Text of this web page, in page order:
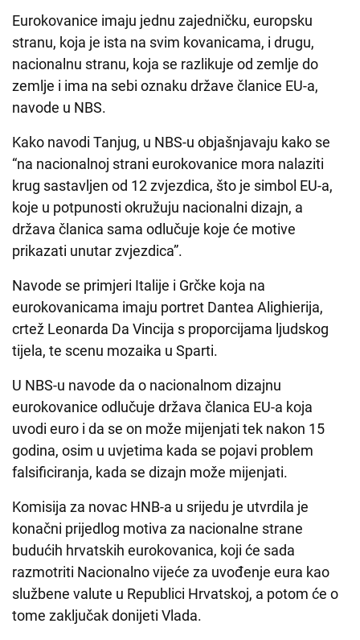
Eurokovanice imaju jednu zajedničku, europsku
stranu, koja je ista na svim kovanicama, i drugu,
nacionalnu stranu, koja se razlikuje od zemlje do
zemlje i ima na sebi oznaku države članice EU-a,
navode u NBS.
Kako navodi Tanjug, u NBS-u objašnjavaju kako se
“na nacionalnoj strani eurokovanice mora nalaziti
krug sastavljen od 12 zvjezdica, što je simbol EU-a,
koje u potpunosti okružuju nacionalni dizajn, a
država članica sama odlučuje koje će motive
prikazati unutar zvjezdica”.
Navode se primjeri Italije i Grčke koja na
eurokovanicama imaju portret Dantea Alighierija,
crtež Leonarda Da Vincija s proporcijama ljudskog
tijela, te scenu mozaika u Sparti.
U NBS-u navode da o nacionalnom dizajnu
eurokovanice odlučuje država članica EU-a koja
uvodi euro i da se on može mijenjati tek nakon 15
godina, osim u uvjetima kada se pojavi problem
falsificiranja, kada se dizajn može mijenjati.
Komisija za novac HNB-a u srijedu je utvrdila je
konačni prijedlog motiva za nacionalne strane
budućih hrvatskih eurokovanica, koji će sada
razmotriti Nacionalno vijeće za uvođenje eura kao
službene valute u Republici Hrvatskoj, a potom će o
tome zaključak donijeti Vlada.